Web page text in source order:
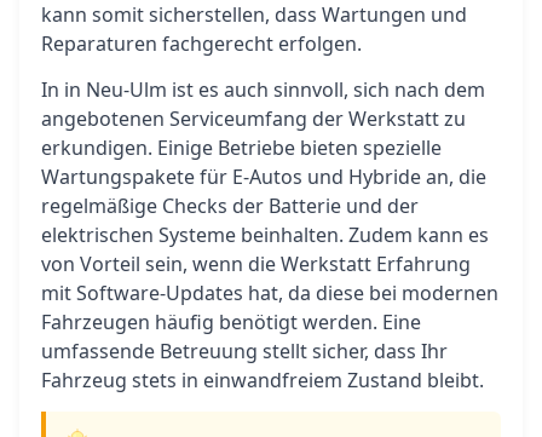
kann somit sicherstellen, dass Wartungen und
Reparaturen fachgerecht erfolgen.
In in Neu-Ulm ist es auch sinnvoll, sich nach dem
angebotenen Serviceumfang der Werkstatt zu
erkundigen. Einige Betriebe bieten spezielle
Wartungspakete für E-Autos und Hybride an, die
regelmäßige Checks der Batterie und der
elektrischen Systeme beinhalten. Zudem kann es
von Vorteil sein, wenn die Werkstatt Erfahrung
mit Software-Updates hat, da diese bei modernen
Fahrzeugen häufig benötigt werden. Eine
umfassende Betreuung stellt sicher, dass Ihr
Fahrzeug stets in einwandfreiem Zustand bleibt.